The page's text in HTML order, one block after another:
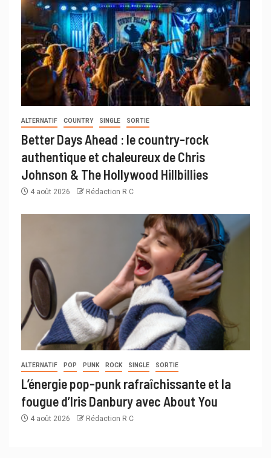
ALTERNATIF COUNTRY SINGLE SORTIE
Better Days Ahead : le country-rock
authentique et chaleureux de Chris
Johnson & The Hollywood Hillbillies
4 août 2026 Rédaction R C
ALTERNATIF POP PUNK ROCK SINGLE SORTIE
L’énergie pop-punk rafraîchissante et la
fougue d’Iris Danbury avec About You
4 août 2026 Rédaction R C